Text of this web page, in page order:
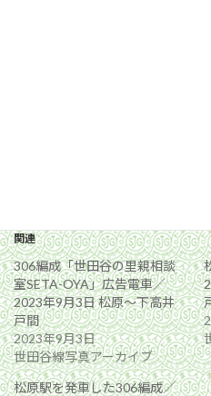
関連
306編成「世田谷の里親相談
室SETA-OYA」広告電車／
2023年9月3日 松原〜下高井
戸間
2023年9月3日
世田谷線写真アーカイブ
松原駅を発車した306編成／